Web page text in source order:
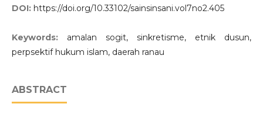
DOI: https://doi.org/10.33102/sainsinsani.vol7no2.405
Keywords: amalan sogit, sinkretisme, etnik dusun,
perpsektif hukum islam, daerah ranau
ABSTRACT